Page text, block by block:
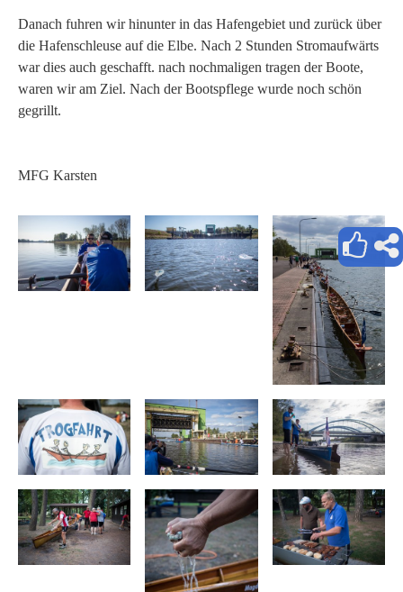
Danach fuhren wir hinunter in das Hafengebiet und zurück über
die Hafenschleuse auf die Elbe. Nach 2 Stunden Stromaufwärts
war dies auch geschafft. nach nochmaligen tragen der Boote,
waren wir am Ziel. Nach der Bootspflege wurde noch schön
gegrillt.
MFG Karsten